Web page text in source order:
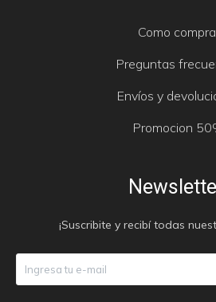
Como
Preguntas
Envíos y
Promocion
¡Suscribite y recibí todas